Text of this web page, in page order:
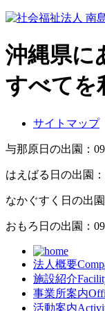
沖縄県に
すべてを
サイトマップ
与那原日の出園：
はえばる日の出園：
なかぐすく日の出園
おもろ日の出園：
法人概要
施設紹介
事業所案内
活動案内